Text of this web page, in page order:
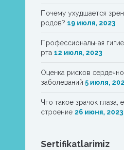
Почему ухудшается
родов? 19 июля, 2023
Профессиональная
рта 12 июля, 2023
Oценка рисков
заболеваний 5 июля,
Что такое зрачок глаза,
строение 26 июня, 2023
Sertifikatlarimiz